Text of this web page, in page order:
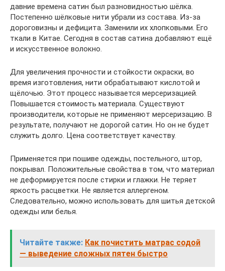
давние времена сатин был разновидностью шёлка.
Постепенно шёлковые нити убрали из состава. Из-за
дороговизны и дефицита. Заменили их хлопковыми. Его
ткали в Китае. Сегодня в состав сатина добавляют ещё
и искусственное волокно.
Для увеличения прочности и стойкости окраски, во
время изготовления, нити обрабатывают кислотой и
щёлочью. Этот процесс называется мерсеризацией.
Повышается стоимость материала. Существуют
производители, которые не применяют мерсеризацию. В
результате, получают не дорогой сатин. Но он не будет
служить долго. Цена соответствует качеству.
Применяется при пошиве одежды, постельного, штор,
покрывал. Положительные свойства в том, что материал
не деформируется после стирки и глажки. Не теряет
яркость расцветки. Не является аллергеном.
Следовательно, можно использовать для шитья детской
одежды или белья.
Читайте также: Как почистить матрас содой
— выведение сложных пятен быстро